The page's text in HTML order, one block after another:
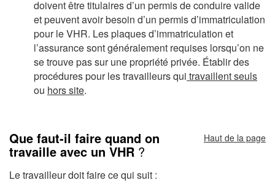
doivent être titulaires d’un permis de conduire valide
et peuvent avoir besoin d’un permis d’immatriculation
pour le VHR. Les plaques d’immatriculation et
l’assurance sont généralement requises lorsqu’on ne
se trouve pas sur une propriété privée. Établir des
procédures pour les travailleurs qui travaillent seuls
ou hors site.
Que faut-il faire quand on
travaille avec un VHR ?
Haut de la page
Le travailleur doit faire ce qui suit :